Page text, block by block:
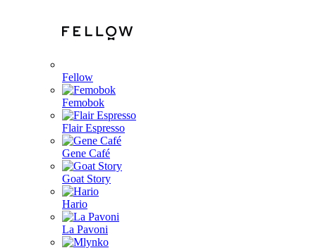
Fellow
Femobok
Flair Espresso
Gene Café
Goat Story
Hario
La Pavoni